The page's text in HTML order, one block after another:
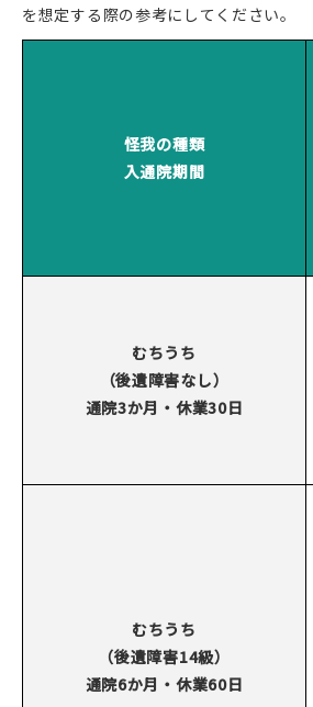
を想定する際の参考にしてください。
怪我の種類
入通院期間
むちうち
（後遺障害なし）
通院3か月・休業30日
むちうち
（後遺障害14級）
通院6か月・休業60日